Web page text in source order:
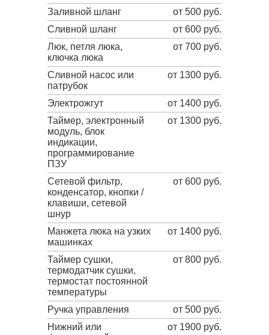
Заливной шланг
от 500 руб.
Сливной шланг
от 600 руб.
Люк, петля люка,
ключка люка
от 700 руб.
Сливной насос или
патрубок
от 1300 руб.
Электрожгут
от 1400 руб.
Таймер, электронный
модуль, блок
индикации,
программирование
ПЗУ
от 1300 руб.
Сетевой фильтр,
конденсатор, кнопки /
клавиши, сетевой
шнур
от 600 руб.
Манжета люка на узких
машинках
от 1400 руб.
Таймер сушки,
термодатчик сушки,
термостат постоянной
температуры
от 800 руб.
Ручка управления
от 500 руб.
Нижний или
от 1900 руб.